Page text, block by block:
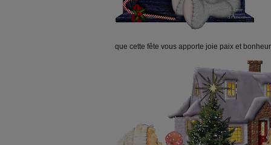
que cette fête vous apporte joie paix et